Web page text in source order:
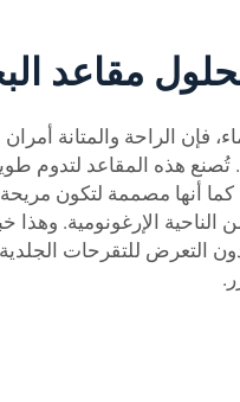
مقاعد
فإن الراحة والمتانة
هذه المقاعد لتدوم
أنها مصممة لتكون
الإرغونومية. وهذا
التعرض للتقرحات